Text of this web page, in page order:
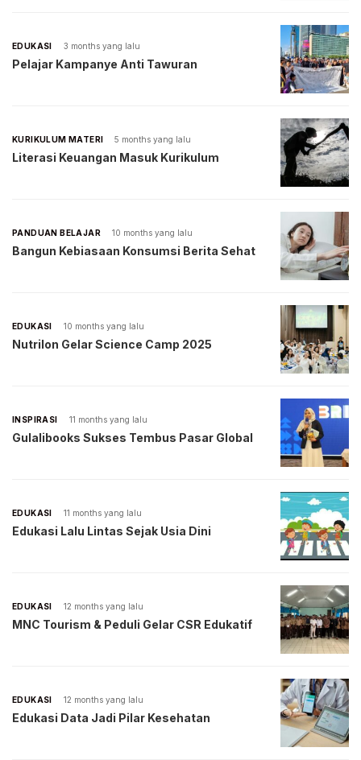
EDUKASI 3 months yang lalu
Pelajar Kampanye Anti Tawuran
KURIKULUM MATERI 5 months yang lalu
Literasi Keuangan Masuk Kurikulum
PANDUAN BELAJAR 10 months yang lalu
Bangun Kebiasaan Konsumsi Berita Sehat
EDUKASI 10 months yang lalu
Nutrilon Gelar Science Camp 2025
INSPIRASI 11 months yang lalu
Gulalibooks Sukses Tembus Pasar Global
EDUKASI 11 months yang lalu
Edukasi Lalu Lintas Sejak Usia Dini
EDUKASI 12 months yang lalu
MNC Tourism & Peduli Gelar CSR Edukatif
EDUKASI 12 months yang lalu
Edukasi Data Jadi Pilar Kesehatan